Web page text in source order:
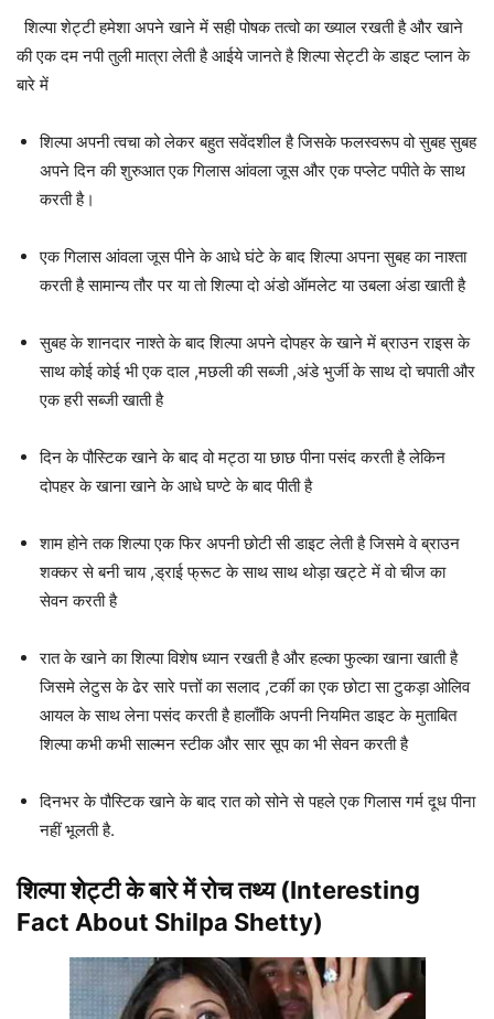
शिल्पा शेट्टी हमेशा अपने खाने में सही पोषक तत्वो का ख्याल रखती है और खाने
की एक दम नपी तुली मात्रा लेती है आईये जानते है शिल्पा सेट्टी के डाइट प्लान के
बारे में
शिल्पा अपनी त्वचा को लेकर बहुत सवेंदशील है जिसके फलस्वरूप वो सुबह सुबह
अपने दिन की शुरुआत एक गिलास आंवला जूस और एक पप्लेट पपीते के साथ
करती है।
एक गिलास आंवला जूस पीने के आधे घंटे के बाद शिल्पा अपना सुबह का नाश्ता
करती है सामान्य तौर पर या तो शिल्पा दो अंडो ऑमलेट या उबला अंडा खाती है
सुबह के शानदार नाश्ते के बाद शिल्पा अपने दोपहर के खाने में ब्राउन राइस के
साथ कोई कोई भी एक दाल ,मछली की सब्जी ,अंडे भुर्जी के साथ दो चपाती और
एक हरी सब्जी खाती है
दिन के पौस्टिक खाने के बाद वो मट्ठा या छाछ पीना पसंद करती है लेकिन
दोपहर के खाना खाने के आधे घण्टे के बाद पीती है
शाम होने तक शिल्पा एक फिर अपनी छोटी सी डाइट लेती है जिसमे वे ब्राउन
शक्कर से बनी चाय ,ड्राई फ्रूट के साथ साथ थोड़ा खट्टे में वो चीज का
सेवन करती है
रात के खाने का शिल्पा विशेष ध्यान रखती है और हल्का फुल्का खाना खाती है
जिसमे लेटुस के ढेर सारे पत्तों का सलाद ,टर्की का एक छोटा सा टुकड़ा ओलिव
आयल के साथ लेना पसंद करती है हालाँकि अपनी नियमित डाइट के मुताबित
शिल्पा कभी कभी साल्मन स्टीक और सार सूप का भी सेवन करती है
दिनभर के पौस्टिक खाने के बाद रात को सोने से पहले एक गिलास गर्म दूध पीना
नहीं भूलती है.
शिल्पा शेट्टी के बारे में रोच तथ्य (Interesting
Fact About Shilpa Shetty)